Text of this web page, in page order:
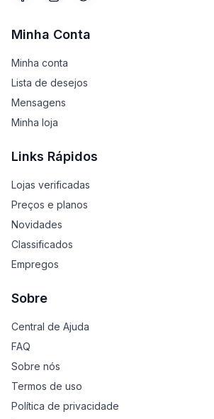
Minha Conta
Minha conta
Lista de desejos
Mensagens
Minha loja
Links Rápidos
Lojas verificadas
Preços e planos
Novidades
Classificados
Empregos
Sobre
Central de Ajuda
FAQ
Sobre nós
Termos de uso
Política de privacidade